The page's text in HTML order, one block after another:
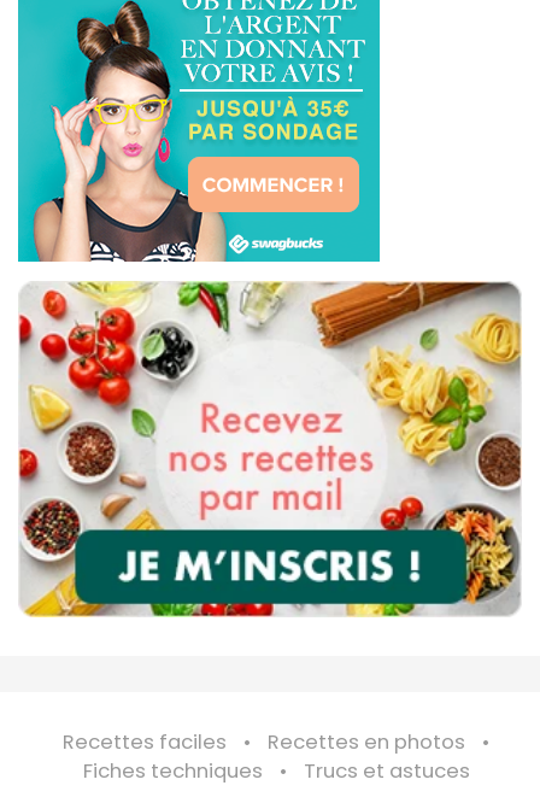
Recettes faciles
Recettes en photos
Fiches techniques
Trucs et astuces